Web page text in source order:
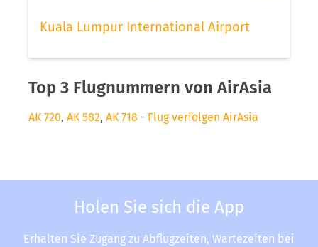
Kuala Lumpur International Airport
Top 3 Flugnummern von AirAsia
AK 720, AK 582, AK 718 - Flug verfolgen AirAsia
Holen Sie sich die App
Erhalten Sie Zugang zu Abflugzeiten, Wartezeiten bei